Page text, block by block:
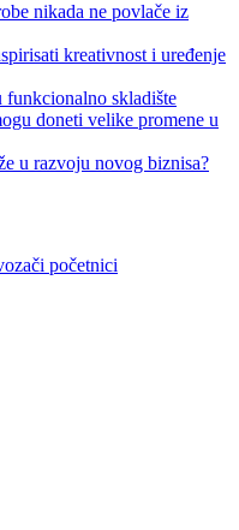
nikada ne povlače iz
kreativnost i uređenje
funkcionalno skladište
doneti velike promene u
u razvoju novog biznisa?
početnici